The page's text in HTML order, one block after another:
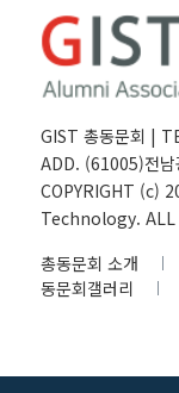
GIST 총동문회 |
ADD. (61005)전남
COPYRIGHT (c)
Technology. ALL
총동문회 소개
동문회갤러리